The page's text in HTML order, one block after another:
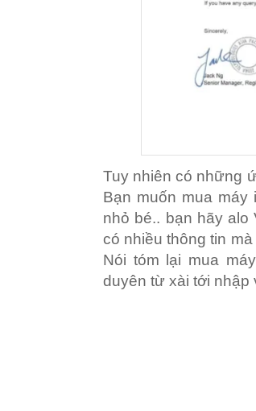
Tuy nhiên có những
Bạn muốn mua máy
nhỏ bé.. bạn hãy
có nhiều thông tin
Nói tóm lại mua
duyên từ xài tới nhập